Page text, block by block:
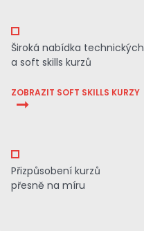
Široká nabídka technických
a soft skills kurzů
ZOBRAZIT SOFT SKILLS KURZY
Přizpůsobení kurzů
přesně na míru